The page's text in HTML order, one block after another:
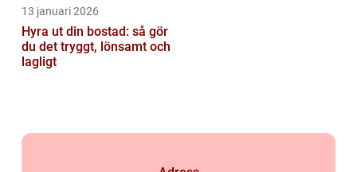
13 januari 2026
Hyra ut din bostad: så gör
du det tryggt, lönsamt och
lagligt